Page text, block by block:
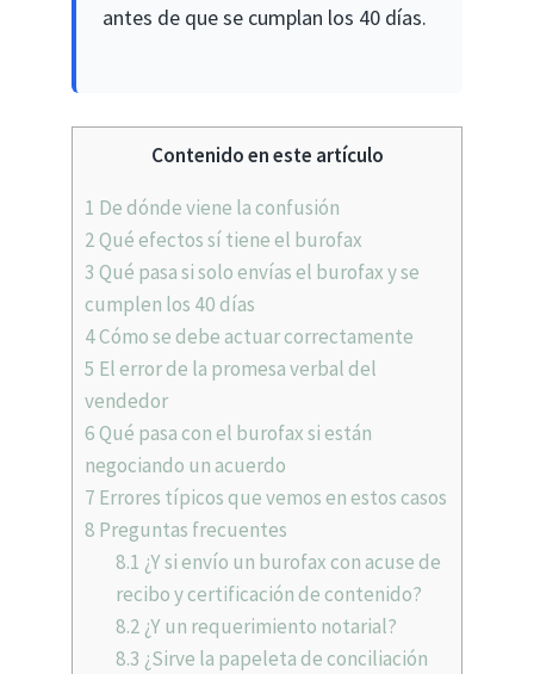
antes de que se cumplan los 40 días.
Contenido en este artículo
1 De dónde viene la confusión
2Qué efectos sí tiene el burofax
3 Qué pasa si solo envías el burofax y se
cumplen los 40 días
4Cómo se debe actuar correctamente
5 El error de la promesa verbal del
vendedor
6Qué pasa con el burofax si están
negociando un acuerdo
7 Errores típicos que vemos en estos casos
8 Preguntas frecuentes
8.1 ¿Y si envío un burofax con acuse de
recibo y certificación de contenido?
8.2 ¿Y un requerimiento notarial?
8.3 ¿Sirve la papeleta de conciliación